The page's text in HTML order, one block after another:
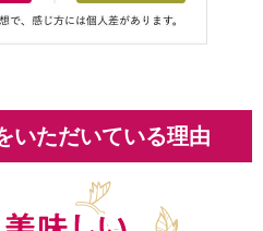
いただいている理由